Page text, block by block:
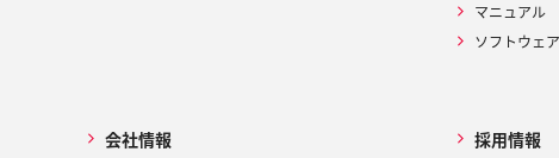
マニュアル
ソフトウェア
会社情報 採用情報